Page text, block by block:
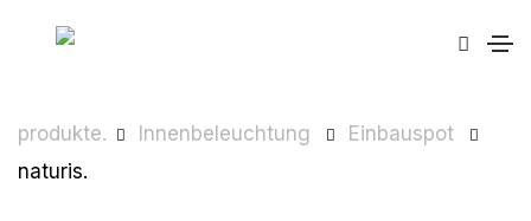
produkte. Innenbeleuchtung
Einbauspot
naturis.